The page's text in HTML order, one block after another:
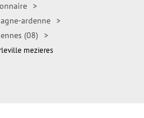
>
ardenne >
(08)
>
mezieres